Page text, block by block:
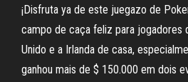
¡Disfruta ya de este juegazo de
campo de caça feliz para jogadores
Unido e a Irlanda de casa,
ganhou mais de $ 150.000 em dois